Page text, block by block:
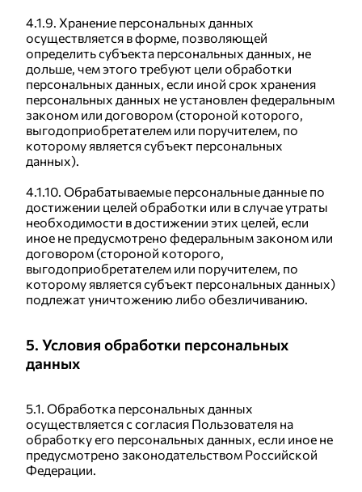
4.1.9. Хранение персональных данных
осуществляется в форме, позволяющей
определить субъекта персональных данных, не
дольше, чем этого требуют цели обработки
персональных данных, если иной срок хранения
персональных данных не установлен федеральным
законом или договором (стороной которого,
выгодоприобретателем или поручителем, по
которому является субъект персональных
данных).
4.1.10. Обрабатываемые персональные данные по
достижении целей обработки или в случае утраты
необходимости в достижении этих целей, если
иное не предусмотрено федеральным законом или
договором (стороной которого,
выгодоприобретателем или поручителем, по
которому является субъект персональных данных)
подлежат уничтожению либо обезличиванию.
5. Условия обработки персональных
данных
5.1. Обработка персональных данных
осуществляется с согласия Пользователя на
обработку его персональных данных, если иное не
предусмотрено законодательством Российской
Федерации.